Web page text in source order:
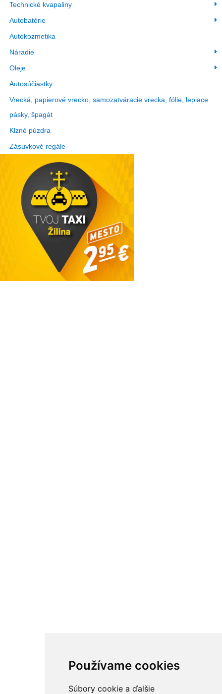
Používame cookies
Súbory cookie a ďalšie
Technické kvapaliny
Autobatérie
Autokozmetika
Náradie
Oleje
Autosúčiastky
Vrecká, papierové vrecko, samozatváracie vrecka, fólie, lepiace
pásky, špagát
Klzné púzdra
Zásuvkové regále